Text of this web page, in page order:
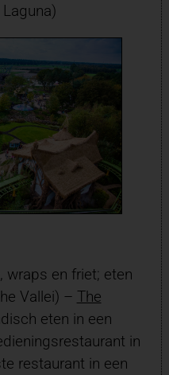
wraps en friet; eten
Vallei) – The
eten in een
in
restaurant in een